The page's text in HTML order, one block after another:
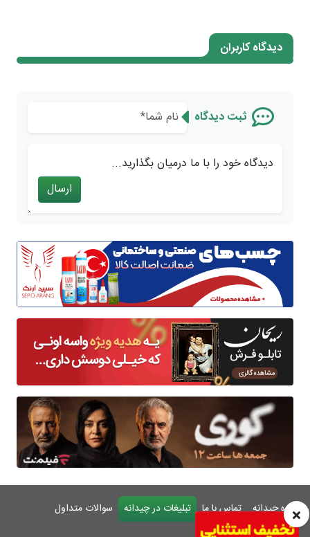
درباره چیدانه تماس با ما تبلیغات در چیدانه
سوالات متداول